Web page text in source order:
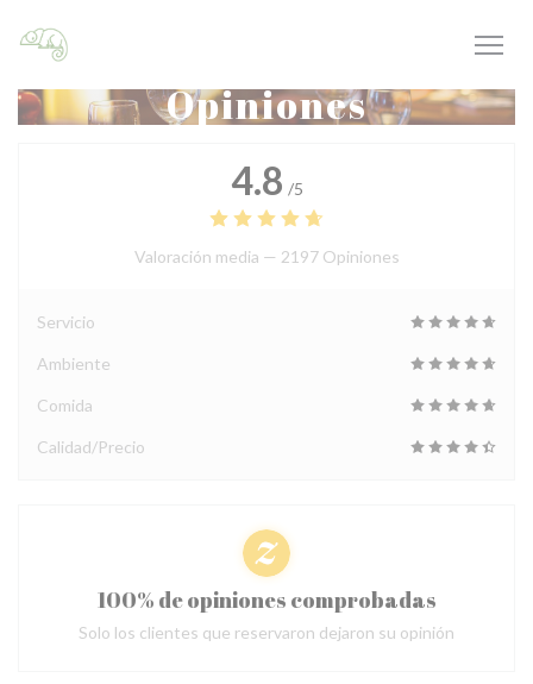
Opiniones
4.8 /5
Valoración media — 2197 Opiniones
Servicio
Ambiente
Comida
Calidad/Precio
100% de opiniones comprobadas
Solo los clientes que reservaron dejaron su opinión